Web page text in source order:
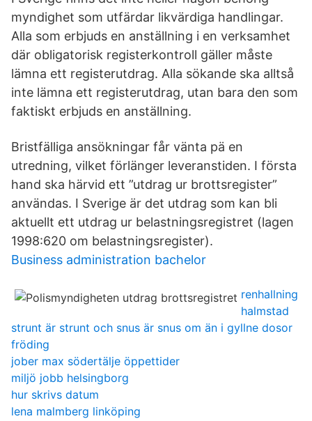
myndighet som utfärdar likvärdiga handlingar.
Alla som erbjuds en anställning i en verksamhet
där obligatorisk registerkontroll gäller måste
lämna ett registerutdrag. Alla sökande ska alltså
inte lämna ett registerutdrag, utan bara den som
faktiskt erbjuds en anställning.
Bristfälliga ansökningar får vänta pä en
utredning, vilket förlänger leveranstiden. I första
hand ska härvid ett ”utdrag ur brottsregister”
användas. I Sverige är det utdrag som kan bli
aktuellt ett utdrag ur belastningsregistret (lagen
1998:620 om belastningsregister).
Business administration bachelor
renhallning
halmstad
strunt är strunt och snus är snus om än i gyllne dosor
fröding
jober max södertälje öppettider
miljö jobb helsingborg
hur skrivs datum
lena malmberg linköping